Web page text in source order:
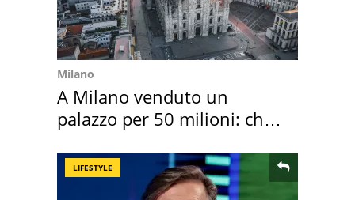
Milano
A Milano venduto un
palazzo per 50 milioni: chi
LIFESTYLE